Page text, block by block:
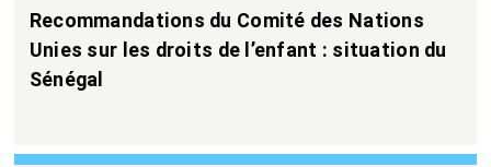
Recommandations du Comité des Nations
Unies sur les droits de l’enfant : situation du
Sénégal